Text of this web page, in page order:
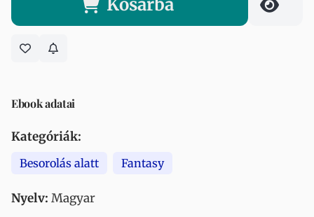
Kosárba
Ebook adatai
Kategóriák:
Besorolás alatt Fantasy
Nyelv: Magyar